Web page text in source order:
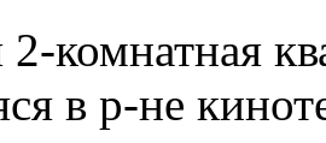
2-комнатная
в р-не